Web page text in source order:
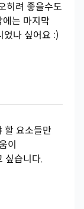
히려 좋을수도
는 마지막
나 싶어요 :)
할 요소들만
이
싶습니다.